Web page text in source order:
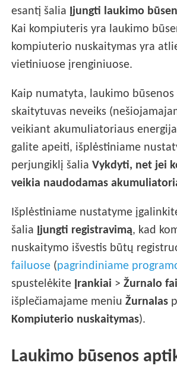
esantį šalia Įjungti laukimo
Kai kompiuteris yra laukimo
kompiuterio nuskaitymas yra
vietiniuose įrenginiuose.
Kaip numatyta, laukimo
skaitytuvas neveiks
veikiant akumuliatoriaus
galite apeiti, išplėstiniame
perjungiklį šaliaVykdyti, net jei
veikia naudodamas
Išplėstiniame nustatyme
šalia Įjungti registravimą, kad
nuskaitymo išvestis būtų
failuose (pagrindiniame
spustelėkite Įrankiai >Žurnalo
išplečiamajame meniuŽurnalas
Kompiuterio nuskaitymas).
Laukimo būsenos